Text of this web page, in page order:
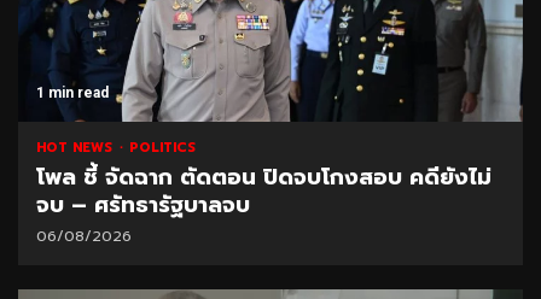
1 min read
HOT NEWS POLITICS
โพล ชี้ จัดฉาก ตัดตอน ปิดจบโกงสอบ คดียังไม่
จบ – ศรัทธารัฐบาลจบ
06/08/2026